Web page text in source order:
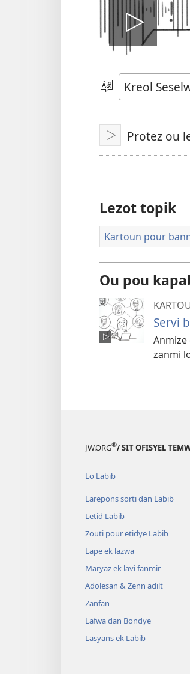
Zwe
Langaz
ZweProtez ou
Lezot topik
Kartoun pour
Ou pou
Servi
zanmi
JW.ORG®/ SIT OFISYEL
Lo Labib
Larepons sorti dan Labib
Letid Labib
Zouti pour etidye Labib
Lape ek lazwa
Maryaz ek lavi fanmir
Adolesan & Zenn adilt
Zanfan
Lafwa dan Bondye
Lasyans ek Labib